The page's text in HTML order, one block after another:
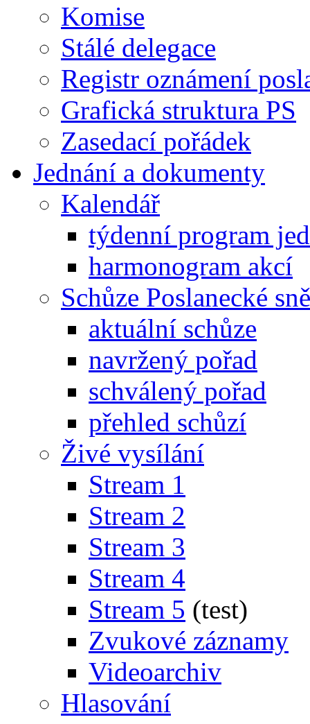
Komise
Stálé delegace
Registr oznámení
Grafická struktura PS
Zasedací pořádek
Jednání a dokumenty
Kalendář
týdenní program
harmonogram akcí
Schůze Poslanecké
aktuální schůze
navržený pořad
schválený pořad
přehled schůzí
Živé vysílání
Stream 1
Stream 2
Stream 3
Stream 4
Stream 5 (test)
Zvukové záznamy
Videoarchiv
Hlasování